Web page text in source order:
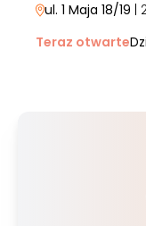
ul. 1 Maja 18/19 |
Teraz otwarte